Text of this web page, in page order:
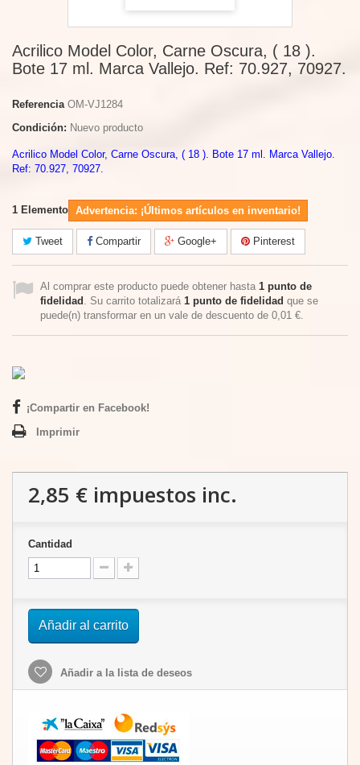
Acrilico Model Color, Carne Oscura, ( 18 ).
Bote 17 ml. Marca Vallejo. Ref: 70.927, 70927.
Referencia OM-VJ1284
Condición: Nuevo producto
Acrilico Model Color, Carne Oscura, ( 18 ). Bote 17 ml. Marca Vallejo.
Ref: 70.927, 70927.
1 Elemento Advertencia: ¡Últimos artículos en inventario!
Tweet Compartir Google+ Pinterest
Al comprar este producto puede obtener hasta 1 punto de
fidelidad . Su carrito totalizará 1 punto de fidelidad que se
puede(n) transformar en un vale de descuento de 0,01 €.
¡Compartir en Facebook!
Imprimir
2,85 € impuestos inc.
Cantidad
Añadir al carrito
Añadir a la lista de deseos